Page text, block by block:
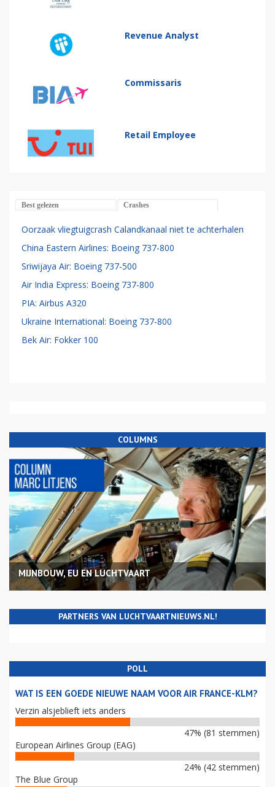
Revenue Analyst
Commissaris
Retail Employee
Best gelezen Crashes
Oorzaak vliegtuigcrash Calandkanaal niet te achterhalen
China Eastern Airlines: Boeing 737-800
Sriwijaya Air: Boeing 737-500
Air India Express: Boeing 737-800
PIA: Airbus A320
Ukraine International: Boeing 737-800
Bek Air: Fokker 100
COLUMNS
MIJNBOUW, EU EN LUCHTVAART
PARTNERS VAN LUCHTVAARTNIEUWS.NL!
POLL
WAT IS EEN GOEDE NIEUWE NAAM VOOR AIR FRANCE-KLM?
Verzin alsjeblieft iets anders
47% (81 stemmen)
European Airlines Group (EAG)
24% (42 stemmen)
The Blue Group